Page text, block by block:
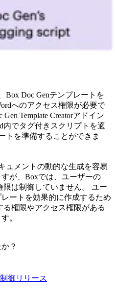
Box Doc Genテンプレートを
へのアクセス権限が必要で
Template Creatorアドイン
内でタグ付きスクリプトを適
トを準備することができま
ュメントの動的な生成を容易
が、Boxでは、ユーザーの
限は制御していません。 ユー
ートを効果的に作成するため
る権限やアクセス権限がある
。
？
御リリース